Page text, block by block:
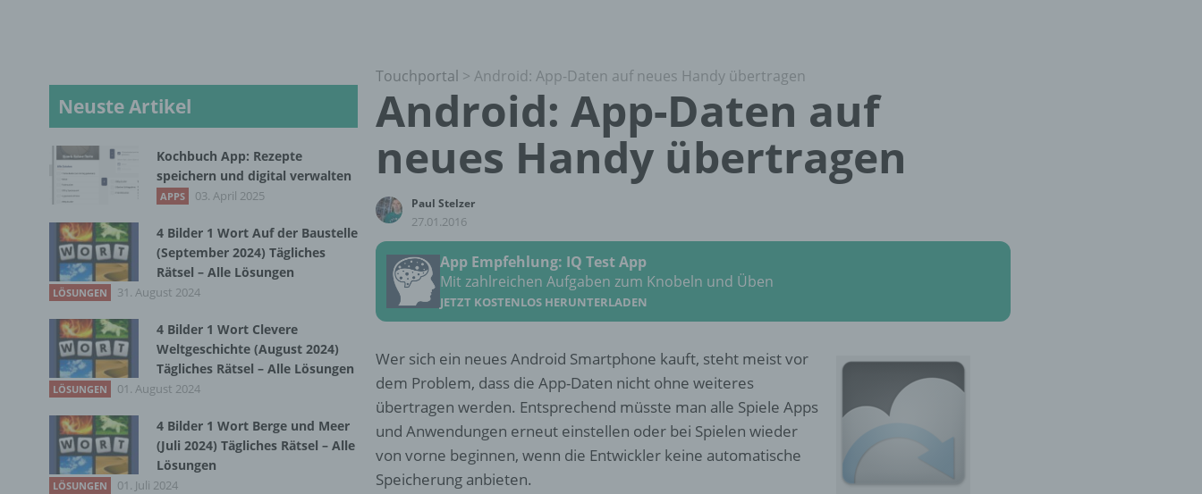
Touchportal > Android: App-Daten auf neues Handy übertragen
Android: App-Daten auf
neues Handy übertragen
Paul Stelzer
27.01.2016
App Empfehlung: IQ Test App
Mit zahlreichen Aufgaben zum Knobeln und Üben
JETZT KOSTENLOS HERUNTERLADEN
Wer sich ein neues Android Smartphone kauft, steht meist vor
dem Problem, dass die App-Daten nicht ohne weiteres
übertragen werden. Entsprechend müsste man alle Spiele Apps
und Anwendungen erneut einstellen oder bei Spielen wieder
von vorne beginnen, wenn die Entwickler keine automatische
Speicherung anbieten.
Neuste Artikel
Kochbuch App: Rezepte
speichern und digital verwalten
APPS 03. April 2025
4 Bilder 1 Wort Auf der Baustelle
(September 2024) Tägliches
Rätsel – Alle Lösungen
LÖSUNGEN 31. August 2024
4 Bilder 1 Wort Clevere
Weltgeschichte (August 2024)
Tägliches Rätsel – Alle Lösungen
LÖSUNGEN 01. August 2024
4 Bilder 1 Wort Berge und Meer
(Juli 2024) Tägliches Rätsel – Alle
Lösungen
LÖSUNGEN 01. Juli 2024